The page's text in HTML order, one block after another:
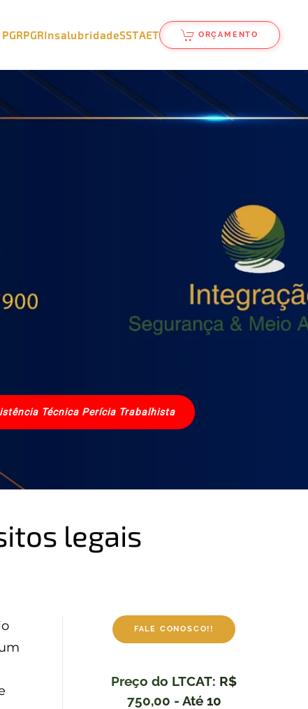
PGRInsalubridadeSSTAET ORÇAMENTO
Técnica Perícia Trabalhista
legais
FALE CONOSCO!!
Preço do LTCAT: R$
750,00 - Até 10